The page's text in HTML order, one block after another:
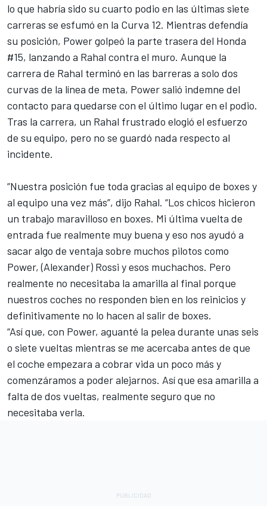
lo que habría sido su cuarto podio en las últimas siete
carreras se esfumó en la Curva 12. Mientras defendía
su posición, Power golpeó la parte trasera del Honda
#15, lanzando a Rahal contra el muro. Aunque la
carrera de Rahal terminó en las barreras a solo dos
curvas de la línea de meta, Power salió indemne del
contacto para quedarse con el último lugar en el podio.
Tras la carrera, un Rahal frustrado elogió el esfuerzo
de su equipo, pero no se guardó nada respecto al
incidente.
“Nuestra posición fue toda gracias al equipo de boxes y
al equipo una vez más”, dijo Rahal. “Los chicos hicieron
un trabajo maravilloso en boxes. Mi última vuelta de
entrada fue realmente muy buena y eso nos ayudó a
sacar algo de ventaja sobre muchos pilotos como
Power, (Alexander) Rossi y esos muchachos. Pero
realmente no necesitaba la amarilla al final porque
nuestros coches no responden bien en los reinicios y
definitivamente no lo hacen al salir de boxes.
“Así que, con Power, aguanté la pelea durante unas seis
o siete vueltas mientras se me acercaba antes de que
el coche empezara a cobrar vida un poco más y
comenzáramos a poder alejarnos. Así que esa amarilla a
falta de dos vueltas, realmente seguro que no
necesitaba verla.